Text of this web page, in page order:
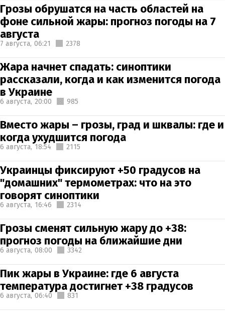
Грозы обрушатся на часть областей на
фоне сильной жары: прогноз погоды на 7
августа
7 августа, 06:21 2378
Жара начнет спадать: синоптики
рассказали, когда и как изменится погода
в Украине
6 августа, 20:00 985
Вместо жары – грозы, град и шквалы: где и
когда ухудшится погода
6 августа, 18:54 2115
Украинцы фиксируют +50 градусов на
"домашних" термометрах: что на это
говорят синоптики
6 августа, 16:46 2314
Грозы сменят сильную жару до +38:
прогноз погоды на ближайшие дни
6 августа, 08:00 3342
Пик жары в Украине: где 6 августа
температура достигнет +38 градусов
6 августа, 06:40 831